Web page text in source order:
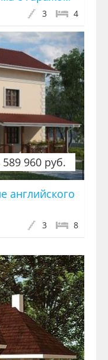
4
3
589 960 руб.
английского
8
3